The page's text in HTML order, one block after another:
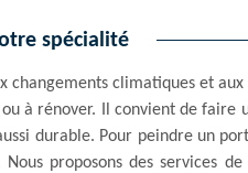
spécialité
changements climatiques et aux
à rénover. Il convient de faire
durable. Pour peindre un
proposons des services